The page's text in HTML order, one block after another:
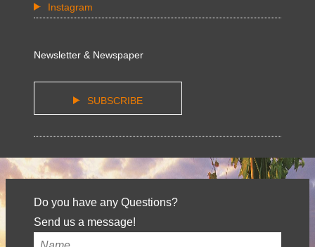
Instagram
Newsletter & Newspaper
SUBSCRIBE
Do you have any Questions?
Send us a message!
Your